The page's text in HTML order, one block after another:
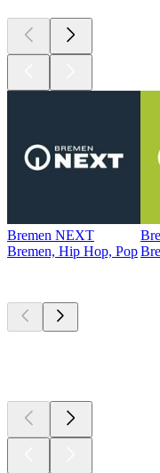
Bremen NEXT
Bremen, Hip Hop, Pop